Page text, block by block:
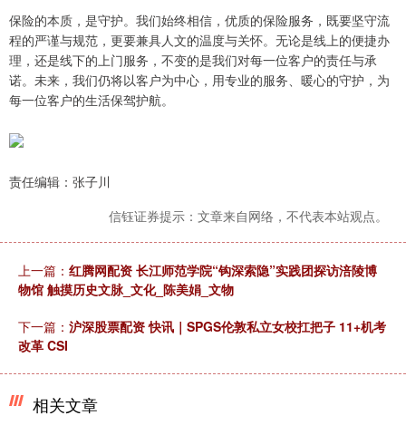
保险的本质，是守护。我们始终相信，优质的保险服务，既要坚守流
程的严谨与规范，更要兼具人文的温度与关怀。无论是线上的便捷办
理，还是线下的上门服务，不变的是我们对每一位客户的责任与承
诺。未来，我们仍将以客户为中心，用专业的服务、暖心的守护，为
每一位客户的生活保驾护航。
责任编辑：张子川
信钰证券提示：文章来自网络，不代表本站观点。
上一篇： 红腾网配资 长江师范学院“钩深索隐”实践团探访涪陵博
物馆 触摸历史文脉_文化_陈美娟_文物
下一篇： 沪深股票配资 快讯｜SPGS伦敦私立女校扛把子 11+机考
改革 CSI
相关文章